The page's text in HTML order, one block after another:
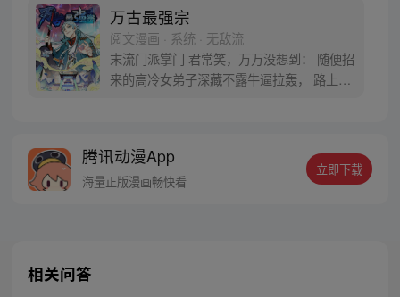
万古最强宗
阅文漫画 · 系统 · 无敌流
末流门派掌门 君常笑，万万没想到： 随便招
来的高冷女弟子深藏不露牛逼拉轰， 路上闭
苍要我末流门派逆天，挡不住啊
腾讯动漫App
海量正版漫画畅快看
立即下载
相关问答